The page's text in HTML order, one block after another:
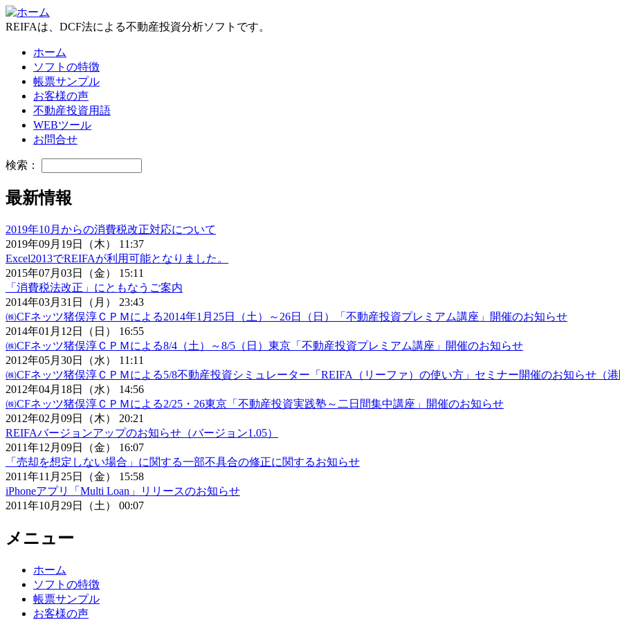
REIFAは、DCF法による不動産投資分析ソフトです。
ホーム
ソフトの特徴
帳票サンプル
お客様の声
不動産投資用語
WEBツール
お問合せ
検索：
最新情報
2019年10月からの消費税改正対応について
2019年09月19日（木） 11:37
Excel2013でREIFAが利用可能となりました。
2015年07月03日（金） 15:11
「消費税法改正」にともなうご案内
2014年03月31日（月） 23:43
㈱CFネッツ猪俣淳ＣＰＭによる2014年1月25日（土）～26日（日）「不動産投資プレミアム講座」開催のお知らせ
2014年01月12日（日） 16:55
㈱CFネッツ猪俣淳ＣＰＭによる8/4（土）～8/5（日）東京「不動産投資プレミアム講座」開催のお知らせ
2012年05月30日（水） 11:11
㈱CFネッツ猪俣淳ＣＰＭによる5/8不動産投資シミュレーター「REIFA（リーファ）の使い方」セミナー開催のお知らせ（港
2012年04月18日（水） 14:56
㈱CFネッツ猪俣淳ＣＰＭによる2/25・26東京「不動産投資実践塾～二日間集中講座」開催のお知らせ
2012年02月09日（木） 20:21
REIFAバージョンアップのお知らせ（バージョン1.05）
2011年12月09日（金） 16:07
「売却を想定しない場合」に関する一部不具合の修正に関するお知らせ
2011年11月25日（金） 15:58
iPhoneアプリ「Multi Loan」リリースのお知らせ
2011年10月29日（土） 00:07
メニュー
ホーム
ソフトの特徴
帳票サンプル
お客様の声